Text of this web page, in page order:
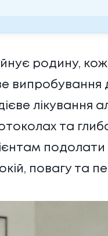
родину,
лікування
та
подолати
повагу та